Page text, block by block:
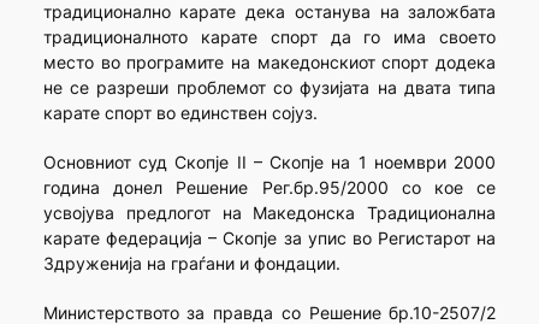
традиционално карате дека останува на заложбата
традиционалното карате спорт да го има своето
место во програмите на македонскиот спорт додека
не се разреши проблемот со фузијата на двата типа
карате спорт во единствен сојуз.
Основниот суд Скопје II – Скопје на 1 ноември 2000
година донел Решение Рег.бр.95/2000 со кое се
усвојува предлогот на Македонска Традиционална
карате федерација – Скопје за упис во Регистарот на
Здруженија на граѓани и фондации.
Министерството за правда со Решение бр.10-2507/2